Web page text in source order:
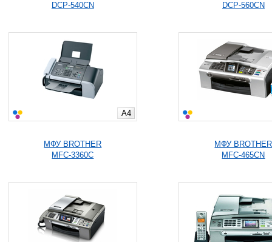
DCP-540CN
DCP-560CN
A4
МФУ BROTHER
MFC-3360C
МФУ BROTHER
MFC-465CN